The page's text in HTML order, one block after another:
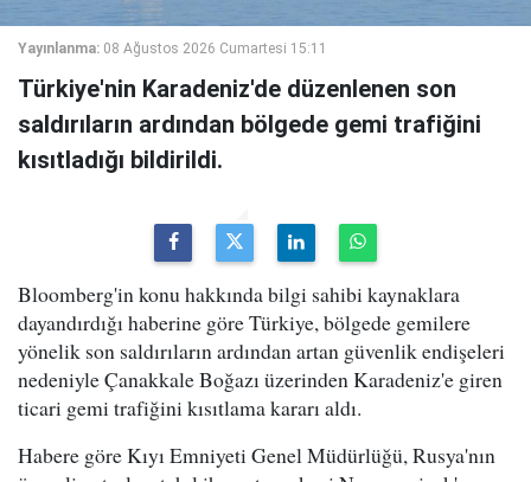
Yayınlanma: 08 Ağustos 2026 Cumartesi 15:11
Türkiye'nin Karadeniz'de düzenlenen son
saldırıların ardından bölgede gemi trafiğini
kısıtladığı bildirildi.
Bloomberg'in konu hakkında bilgi sahibi kaynaklara
dayandırdığı haberine göre Türkiye, bölgede gemilere
yönelik son saldırıların ardından artan güvenlik endişeleri
nedeniyle Çanakkale Boğazı üzerinden Karadeniz'e giren
ticari gemi trafiğini kısıtlama kararı aldı.
Habere göre Kıyı Emniyeti Genel Müdürlüğü, Rusya'nın